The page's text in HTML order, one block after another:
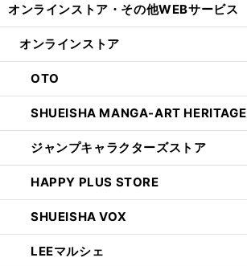
オンラインストア・ その他WEBサービス
オンラインストア
OTO
SHUEISHA MANGA-ART HERITAGE
ジャンプキャラクターズストア
HAPPY PLUS STORE
SHUEISHA VOX
LEEマルシェ